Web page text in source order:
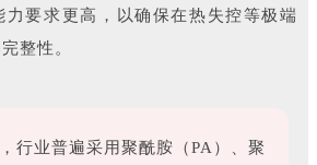
力要求更高，以确保在热失控等极端
整性。
行业普遍采用聚酰胺（PA）、聚